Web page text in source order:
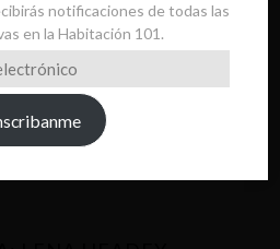
notificaciones de todas las
en la Habitación 101.